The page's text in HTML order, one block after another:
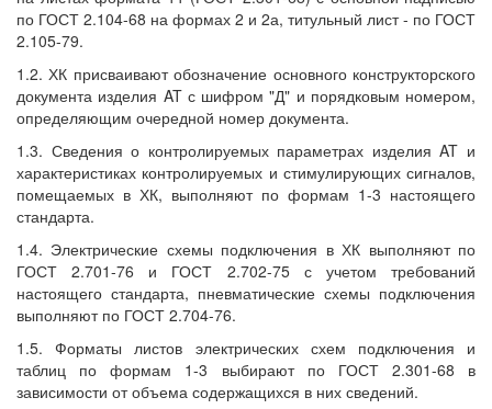
по ГОСТ 2.104-68 на формах 2 и 2а, титульный лист - по ГОСТ
2.105-79.
1.2. ХК присваивают обозначение основного конструкторского
документа изделия AT с шифром "Д" и порядковым номером,
определяющим очередной номер документа.
1.3. Сведения о контролируемых параметрах изделия AT и
характеристиках контролируемых и стимулирующих сигналов,
помещаемых в ХК, выполняют по формам 1-3 настоящего
стандарта.
1.4. Электрические схемы подключения в ХК выполняют по
ГОСТ 2.701-76 и ГОСТ 2.702-75 с учетом требований
настоящего стандарта, пневматические схемы подключения
выполняют по ГОСТ 2.704-76.
1.5. Форматы листов электрических схем подключения и
таблиц по формам 1-3 выбирают по ГОСТ 2.301-68 в
зависимости от объема содержащихся в них сведений.